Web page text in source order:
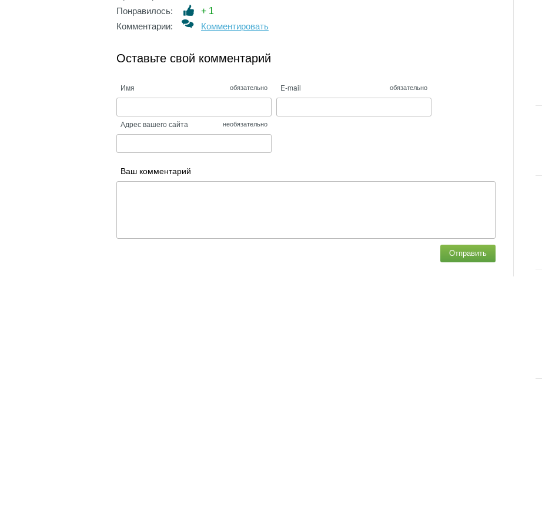
Понравилось:
+ 1
Комментарии:
Комментировать
Оставьте свой комментарий
Имя обязательно E-mail обязательно
Адрес вашего сайта необязательно
Ваш комментарий
Отправить